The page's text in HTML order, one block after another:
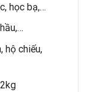
học bạ,…
hộ chiếu,